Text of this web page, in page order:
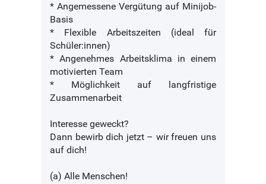
* Angemessene Vergütung auf Minijob-
Basis
* Flexible Arbeitszeiten (ideal für
Schüler:innen)
* Angenehmes Arbeitsklima in einem
motivierten Team
* Möglichkeit auf langfristige
Zusammenarbeit
Interesse geweckt?
Dann bewirb dich jetzt – wir freuen uns
auf dich!
(a) Alle Menschen!